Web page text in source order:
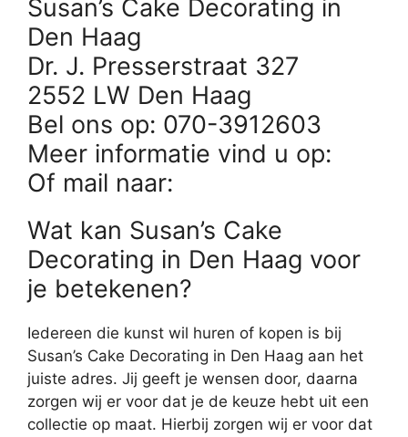
Susan’s Cake Decorating in
Den Haag
Dr. J. Presserstraat 327
2552 LW Den Haag
Bel ons op: 070-3912603
Meer informatie vind u op:
Of mail naar:
Wat kan Susan’s Cake
Decorating in Den Haag voor
je betekenen?
Iedereen die kunst wil huren of kopen is bij
Susan’s Cake Decorating in Den Haag aan het
juiste adres. Jij geeft je wensen door, daarna
zorgen wij er voor dat je de keuze hebt uit een
collectie op maat. Hierbij zorgen wij er voor dat